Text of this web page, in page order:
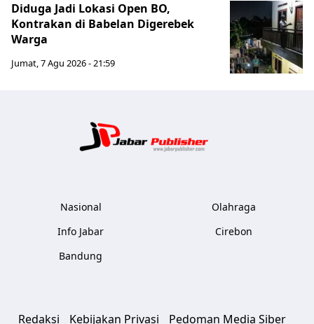
Diduga Jadi Lokasi Open BO,
Kontrakan di Babelan Digerebek
Warga
Jumat, 7 Agu 2026 - 21:59
Nasional
Info Jabar
Bandung
Olahraga
Cirebon
Redaksi Kebijakan Privasi Pedoman Media Siber